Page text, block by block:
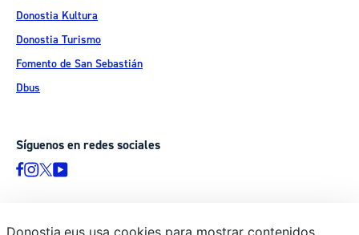
Donostia Kultura
Donostia Turismo
Fomento de San Sebastián
Dbus
Síguenos en redes sociales
Donostia.eus usa cookies para mostrar contenidos